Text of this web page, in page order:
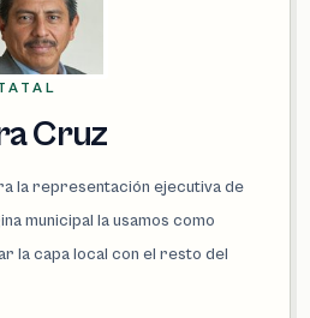
Cruz
la representación ejecutiva de
municipal la usamos como
la capa local con el resto del